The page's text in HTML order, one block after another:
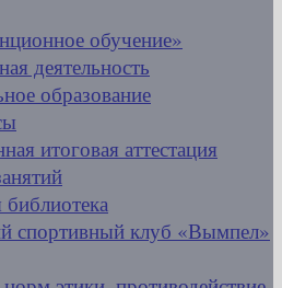
обучение»
деятельность
образование
итоговая аттестация
спортивный клуб «Вымпел»